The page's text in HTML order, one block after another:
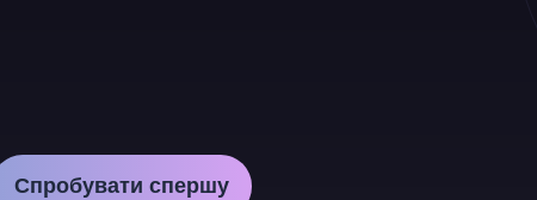
Спробувати спершу